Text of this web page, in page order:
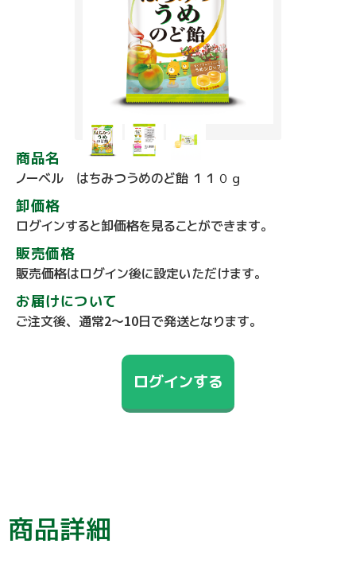
商品名
ノーベル はちみつうめのど飴 １１０ｇ
卸価格
ログインすると卸価格を見ることができます。
販売価格
販売価格はログイン後に設定いただけます。
お届けについて
ご注文後、通常2～10日で発送となります。
ログインする
商品詳細